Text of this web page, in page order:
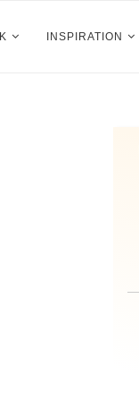
INSPIRATION